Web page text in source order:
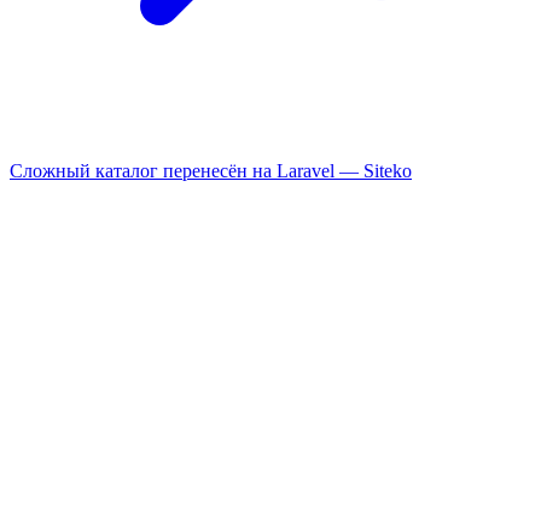
Сложный каталог перенесён на Laravel — Siteko